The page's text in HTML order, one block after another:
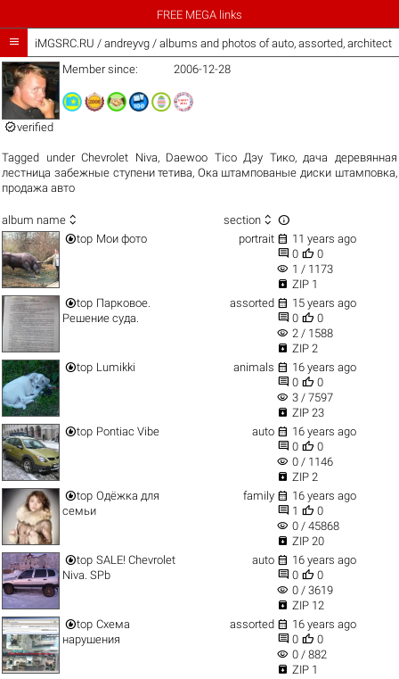
FREE MEGA links
 iMGSRC.RU / andreyvg / albums and photos of auto, assorted,
verified
Member since: 2006-12-28
Tagged underChevrolet Niva, Daewoo Tico Дэу Тико, дача деревянная
лестница забежные ступени тетива, Ока штампованые диски штамповка,
продажа авто
album name  section  
top Мои фото portrait  11 years ago
 0  0
visibility 1 / 1173
 ZIP 1
top Парковое.
Решение суда.
assorted  15 years ago
 0  0
visibility 2 / 1588
 ZIP 2
top Lumikki animals  16 years ago
 0  0
visibility 3 / 7597
 ZIP 23
top Pontiac Vibe auto  16 years ago
 0  0
visibility 0 / 1146
 ZIP 2
top Одёжка для
семьи
family  16 years ago
 1  0
visibility 0 / 45868
 ZIP 20
top SALE! Chevrolet
Niva. SPb
auto  16 years ago
 0  0
visibility 0 / 3619
 ZIP 12
top Схема
нарушения
assorted  16 years ago
 0  0
visibility 0 / 882
 ZIP 1